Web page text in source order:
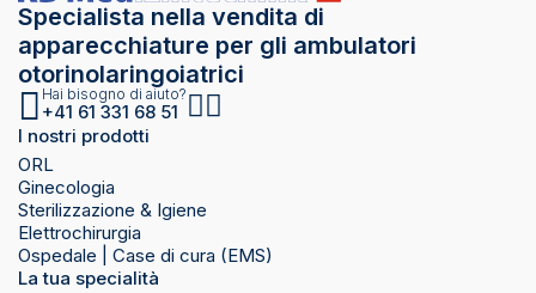
Specialista nella vendita di
apparecchiature per gli ambulatori
otorinolaringoiatrici
Hai bisogno di aiuto?
+41 61 331 68 51
I nostri prodotti
ORL
Ginecologia
Sterilizzazione & Igiene
Elettrochirurgia
Ospedale | Case di cura (EMS)
La tua specialità